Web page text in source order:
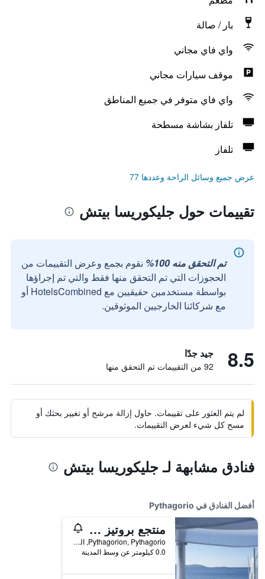
بار / صالة
واي فاي مجاني
موقف سيارات مجاني
واي فاي متوفر في جميع المناطق
تلفاز بشاشة مسطحة
تلفاز
عرض جميع وسائل الراحة وعددها 77
تقييمات حول جليكوريسا بيتش
تم التحقق منه 100%
نقوم بجمع وعرض التقييمات من
الحجوزات التي تم التحقق منها فقط والتي تم إجراؤها
بواسطة مستخدمين حقيقيين مع HotelsCombined أو
مع شركائنا الخارجيين الموثوقين.
8.5 جيد جدًا
92 من التقييمات تم التحقق منها
لم يتم العثور على تقييمات. حاول إزالة مرشح أو تغيير بحثك أو
مسح كل شيء لعرض التقييمات.
فنادق مشابهة لـ جليكوريسا بيتش
أفضل الفنادق في Pythagorio
منتجع بروتيز بلو - للبالغين فقط
Pythagorion, Pythagorio, اليونان
0.0 كيلومتر عن وسط المدينة